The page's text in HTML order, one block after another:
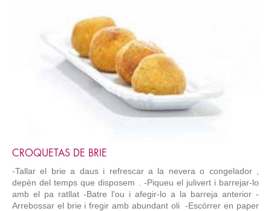
CROQUETAS DE BRIE
-Tallar el brie a daus i refrescar a la nevera o congelador ,
depèn del temps que disposem . -Piqueu el julivert i barrejar-lo
amb el pa ratllat -Batre l'ou i afegir-lo a la barreja anterior -
Arrebossar el brie i fregir amb abundant oli -Escórrer en paper